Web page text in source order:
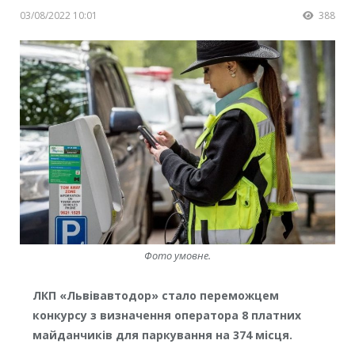
03/08/2022 10:01 388
Фото умовне.
ЛКП «Львівавтодор» стало переможцем
конкурсу з визначення оператора 8 платних
майданчиків для паркування на 374 місця.